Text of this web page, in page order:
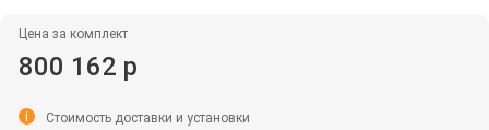
Цена за комплект
800 162 р
i Стоимость доставки и установки